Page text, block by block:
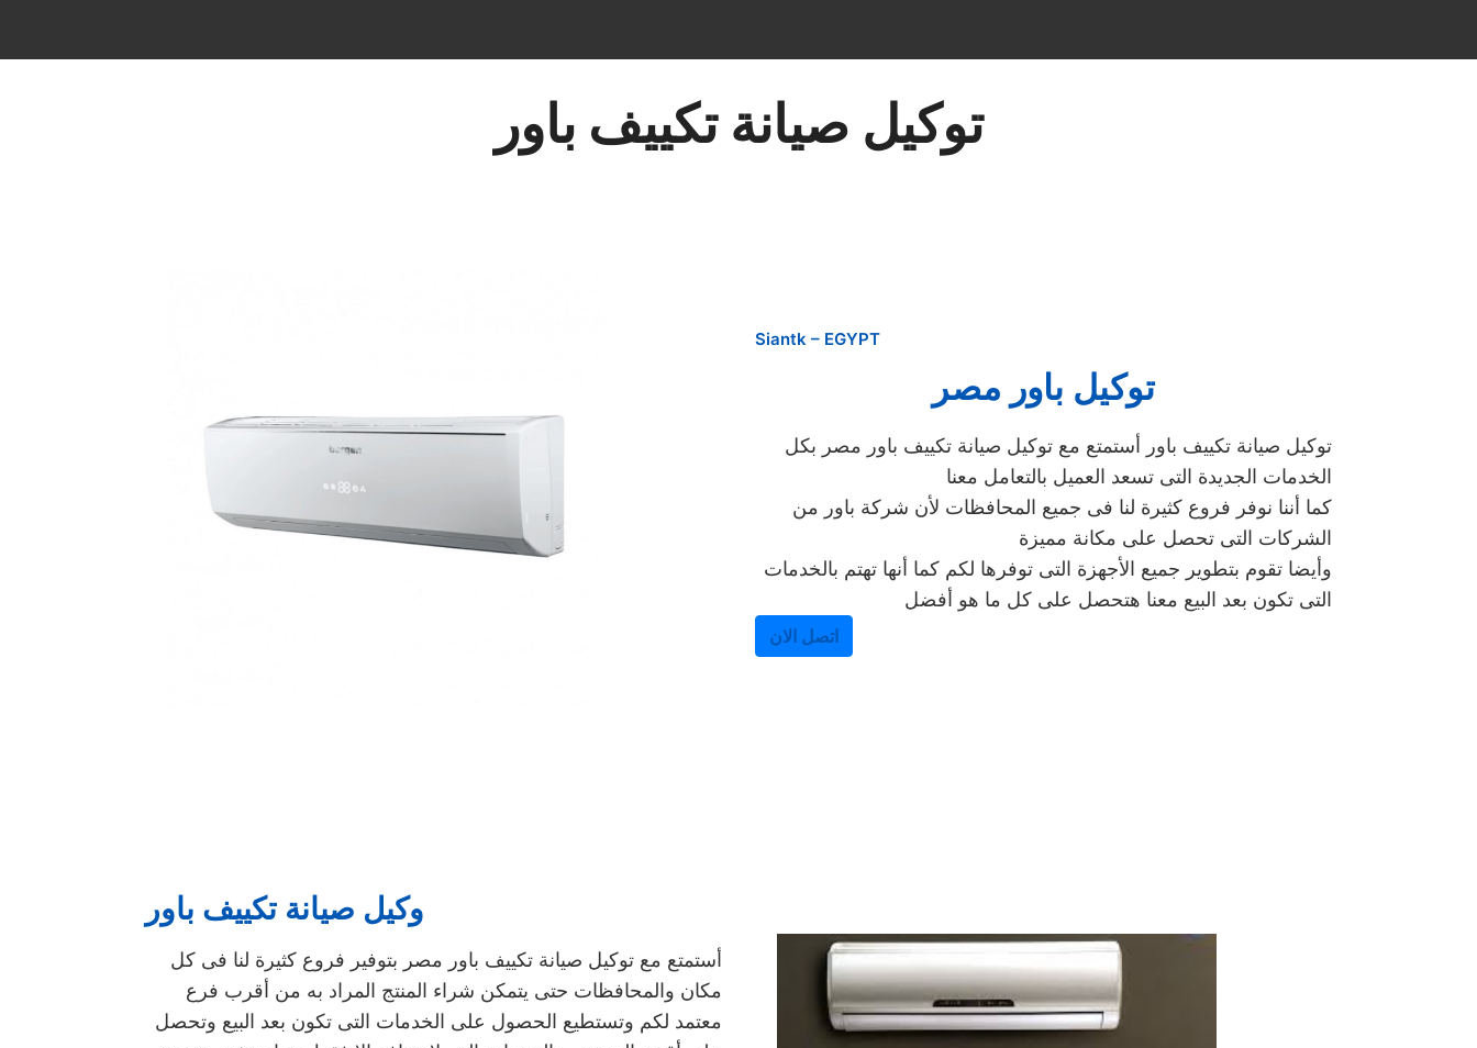
توكيل صيانة تكييف باور
Siantk – EGYPT
توكيل باور مصر
توكيل صيانة تكييف باور أستمتع مع توكيل صيانة تكييف باور مصر بكل
الخدمات الجديدة التى تسعد العميل بالتعامل معنا
كما أننا نوفر فروع كثيرة لنا فى جميع المحافظات لأن شركة باور من
الشركات التى تحصل على مكانة مميزة
وأيضا تقوم بتطوير جميع الأجهزة التى توفرها لكم كما أنها تهتم بالخدمات
التى تكون بعد البيع معنا هتحصل على كل ما هو أفضل
اتصل الان
وكيل صيانة تكييف باور
أستمتع مع توكيل صيانة تكييف باور مصر بتوفير فروع كثيرة لنا فى كل
مكان والمحافظات حتى يتمكن شراء المنتج المراد به من أقرب فرع
معتمد لكم وتستطيع الحصول على الخدمات التى تكون بعد البيع وتحصل